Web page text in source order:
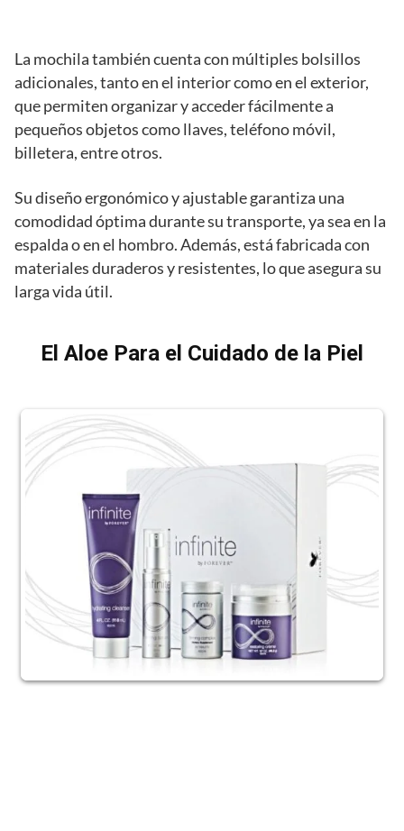
La mochila también cuenta con múltiples bolsillos
adicionales, tanto en el interior como en el exterior,
que permiten organizar y acceder fácilmente a
pequeños objetos como llaves, teléfono móvil,
billetera, entre otros.
Su diseño ergonómico y ajustable garantiza una
comodidad óptima durante su transporte, ya sea en la
espalda o en el hombro. Además, está fabricada con
materiales duraderos y resistentes, lo que asegura su
larga vida útil.
El Aloe Para el Cuidado de la Piel